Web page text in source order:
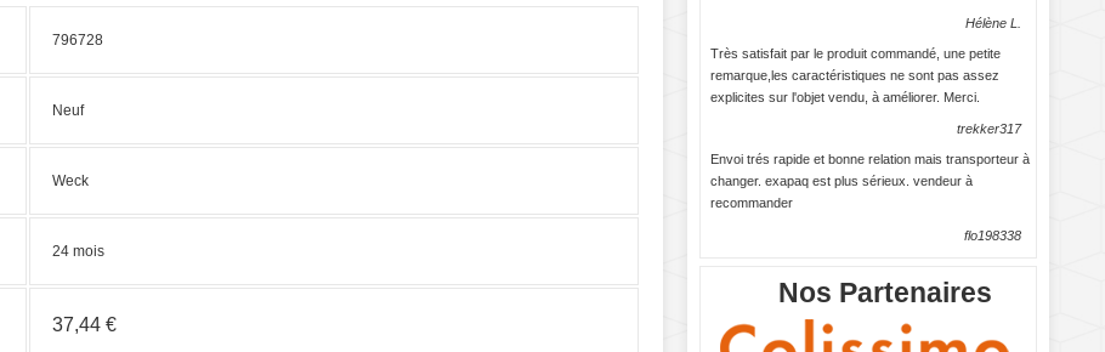
796728
Neuf
Weck
24 mois
37,44 €
Hélène L.
Très satisfait par le produit commandé, une petite
remarque,les caractéristiques ne sont pas assez
explicites sur l'objet vendu, à améliorer. Merci.
trekker317
Envoi trés rapide et bonne relation mais transporteur à
changer. exapaq est plus sérieux. vendeur à
recommander
flo198338
Nos Partenaires